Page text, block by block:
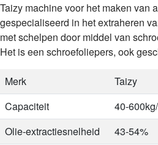
Taizy machine voor het maken van
gespecialiseerd in het extraheren
met schelpen door middel van
Het is een schroefoliepers, ook
Deze arachideolie…
Merk
Taizy
Capaciteit
40-
Olie-extractiesnelheid
43-54%